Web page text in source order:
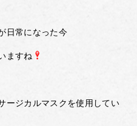
日常になった今
ますね
ージカルマスクを使用してい